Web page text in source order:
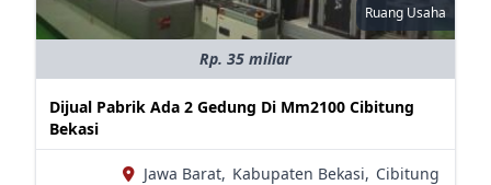
Ruang Usaha
Rp. 35 miliar
Dijual Pabrik Ada 2 Gedung Di Mm2100 Cibitung
Bekasi
Jawa Barat, Kabupaten Bekasi, Cibitung